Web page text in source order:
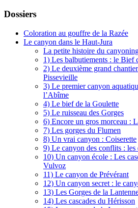
Dossiers
Coloration au gouffre de la Razée
Le canyon dans le Haut-Jura
La petite histoire du
1) Les balbutiements : le Bief
2) Le deuxième grand
Pissevieille
3) Le premier canyon
l’Abîme
4) Le bief de la Goulette
5) Le ruisseau des Gorges
6) Encore un gros morceau :
7) Les gorges du Flumen
8) Un vrai canyon : Coiserette
9) Le canyon des conflits : les
10) Un canyon école : Les
Vulvoz
11) Le canyon de Prévérant
12) Un canyon secret : le
13) Les Gorges de la
14) Les cascades du Hérisson